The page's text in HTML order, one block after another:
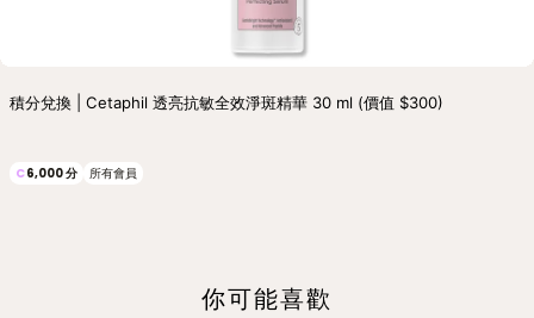
積分兌換 | Cetaphil 透亮抗敏全效淨斑精華 30 ml (價值 $300)
C6,000分 所有會員
你可能喜歡